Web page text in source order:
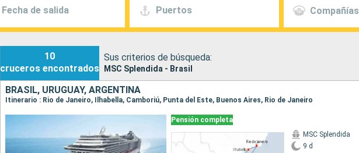
Fecha de salida Puertos Compañías
10
cruceros encontrados
Sus criterios de búsqueda:
MSC Splendida - Brasil
BRASIL, URUGUAY, ARGENTINA
Itinerario : Rio de Janeiro, Ilhabella, Camboriú, Punta del Este, Buenos Aires, Rio de Janeiro
Pensión completa
MSC Splendida
9 d